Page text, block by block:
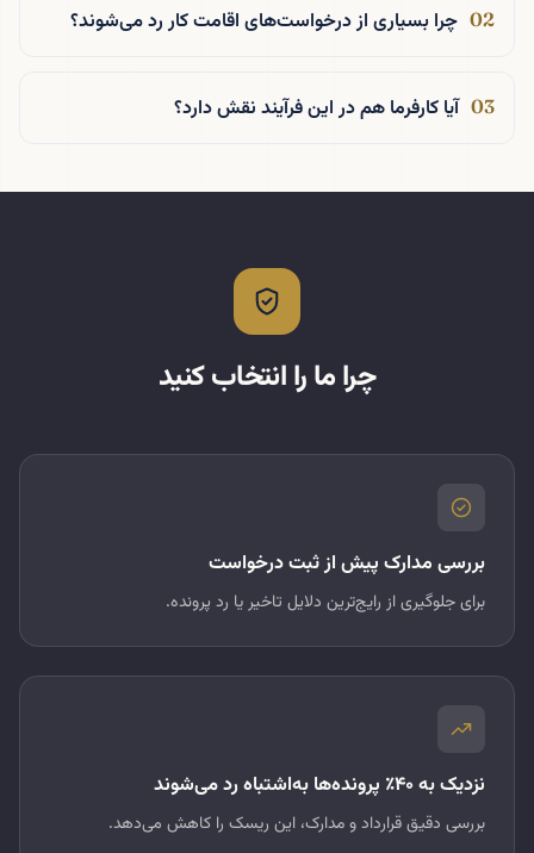
چرا بسیاری از درخواست‌های اقامت کار رد می‌شوند؟
آیا کارفرما هم در این فرآیند نقش دارد؟
چرا ما را انتخاب کنید
بررسی مدارک پیش از ثبت درخواست
برای جلوگیری از رایج‌ترین دلایل تاخیر یا رد پرونده.
نزدیک به ۴۰٪ پرونده‌ها به‌اشتباه رد می‌شوند
بررسی دقیق قرارداد و مدارک، این ریسک را کاهش می‌دهد.